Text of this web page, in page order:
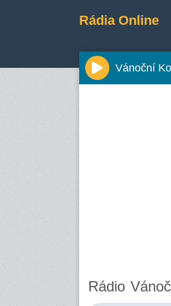
Rádia Online
Vánoční
Rádio